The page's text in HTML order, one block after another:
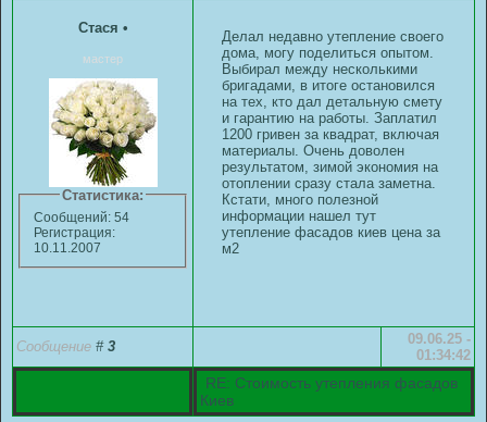
Стася •
мастер
Статистика:
Сообщений: 54
Регистрация:
10.11.2007
Делал недавно утепление своего
дома, могу поделиться опытом.
Выбирал между несколькими
бригадами, в итоге остановился
на тех, кто дал детальную смету
и гарантию на работы. Заплатил
1200 гривен за квадрат, включая
материалы. Очень доволен
результатом, зимой экономия на
отоплении сразу стала заметна.
Кстати, много полезной
информации нашел тут
утепление фасадов киев цена за
м2
Сообщение # 3
09.06.25 -
01:34:42
RE: Стоимость утепления фасадов
Киев